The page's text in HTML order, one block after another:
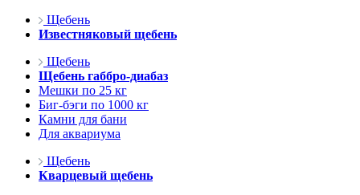
Щебень
Известняковый щебень
Щебень
Щебень габбро-диабаз
Мешки по 25 кг
Биг-бэги по 1000 кг
Камни для бани
Для аквариума
Щебень
Кварцевый щебень